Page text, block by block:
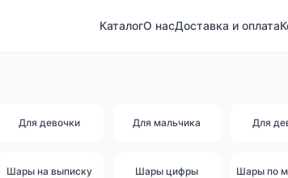
КаталогО насДоставка и оплата
Для девочки Для мальчика Для
Шары на выписку Шары цифры Шары по